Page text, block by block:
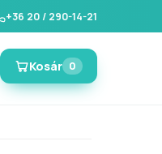
+36 20 / 290-14-21
Kosár 0